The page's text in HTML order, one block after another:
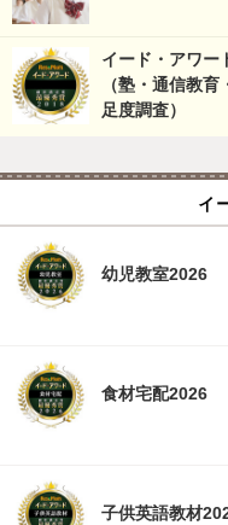
イード・アワー
（塾・通信教
足度調査）
イ
幼児教室2026
食材宅配2026
子供英語教材